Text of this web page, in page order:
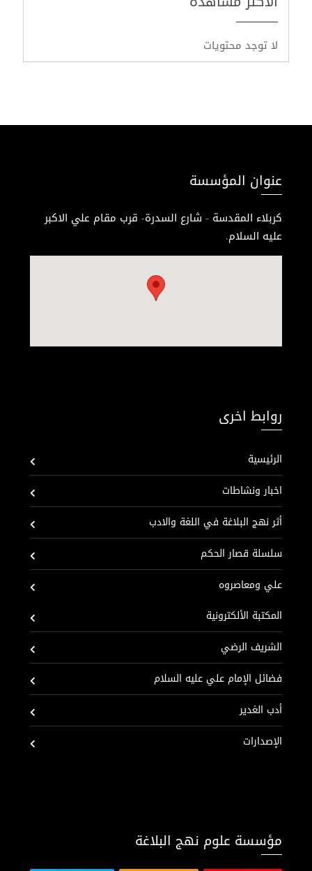
لا توجد محتويات
عنوان المؤسسة
كربلاء المقدسة - شارع السدرة- قرب مقام علي الاكبر
عليه السلام.
روابط اخرى
الرئيسية
اخبار ونشاطات
أثر نهج البلاغة في اللغة والادب
سلسلة قصار الحكم
علي ومعاصروه
المكتبة الألكترونية
الشريف الرضي
فضائل الإمام علي عليه السلام
أدب الغدير
الإصدارات
مؤسسة علوم نهج البلاغة